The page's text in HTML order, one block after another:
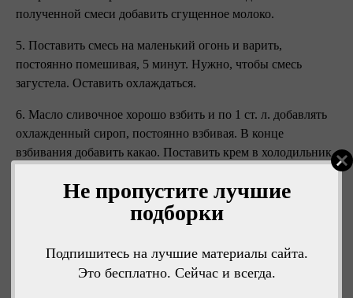
Не пропустите лучшие
подборки
Подпишитесь на лучшие материалы сайта.
Это бесплатно. Сейчас и всегда.
полученной смеси добавить сгущенное молоко.
5. Поставить смесь на маленький огонь и варить,
постоянно помешивая, 5 минут. Нужно, чтобы смесь
загустела. Оставить охлаждаться.
6. Масло сливочное хорошо взбить и по 1 ст. л. добавлять
охлажденный сироп, постоянно взбивая. В конце
взбивания добавить какао. Поставить крем в холодильник
7. Приготовить глазурь: смешать все ингредиенты и
варить, постоянно помешивая, пока не начнет густеть.
8. Коржи выложить на тарелку, смазать кремом. Верхний
корж и бока смазать абрикосовым вареньем.Сверху